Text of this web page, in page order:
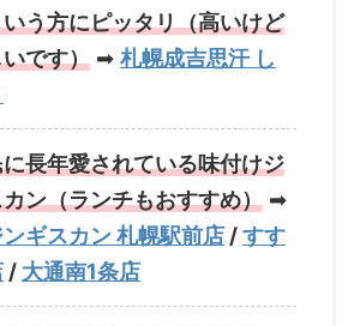
う方にピッタリ（高いけど
です） ➡ 札幌成吉思汗 し
長年愛されている味付けジ
ン（ランチもおすすめ） ➡
ギスカン 札幌駅前店 /すす
/ 大通南1条店